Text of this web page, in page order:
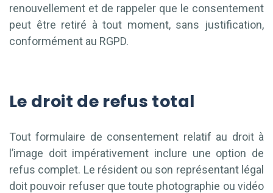
renouvellement et de rappeler que le consentement
peut être retiré à tout moment, sans justification,
conformément au RGPD.
Le droit de refus total
Tout formulaire de consentement relatif au droit à
l’image doit impérativement inclure une option de
refus complet. Le résident ou son représentant légal
doit pouvoir refuser que toute photographie ou vidéo